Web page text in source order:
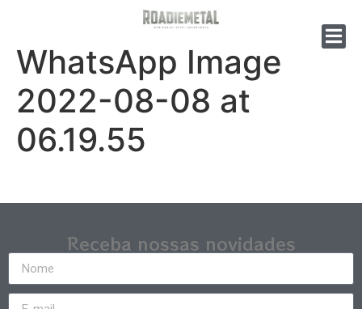
WhatsApp Image
2022-08-08 at
06.19.55
Receba nossas novidades